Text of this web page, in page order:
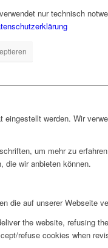
nur technisch
werden. Wir
um mehr zu
die wir anbieten können.
die auf unserer Webseite
the website, refusing
refuse cookies when